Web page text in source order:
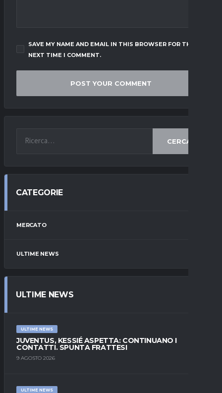
SAVE MY NAME AND EMAIL IN THIS BROWSER FOR THE
NEXT TIME I COMMENT.
CERCA
CATEGORIE
MERCATO
ULTIME NEWS
ULTIME NEWS
ULTIME NEWS
JUVENTUS, KESSIÉ ASPETTA: CONTINUANO I
CONTATTI. SPUNTA FRATTESI
9 AGOSTO 2026
ULTIME NEWS